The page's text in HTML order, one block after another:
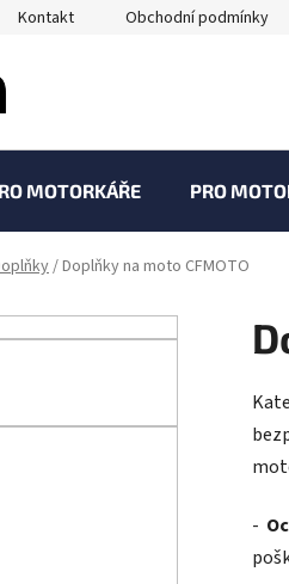
Kontakt Obchodní podmínky
MOTORKÁŘE PRO
/Doplňky na moto CFMOTO
-